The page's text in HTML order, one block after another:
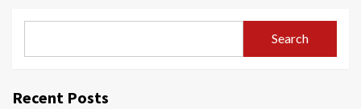
Search
Recent Posts